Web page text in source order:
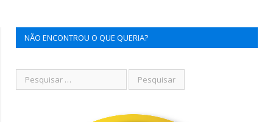
NÃO ENCONTROU O QUE QUERIA?